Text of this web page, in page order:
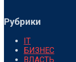
Рубрики
IT
БИЗНЕС
ВЛАСТЬ